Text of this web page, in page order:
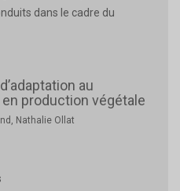
dans le cadre du
au
production végétale
Nathalie Ollat